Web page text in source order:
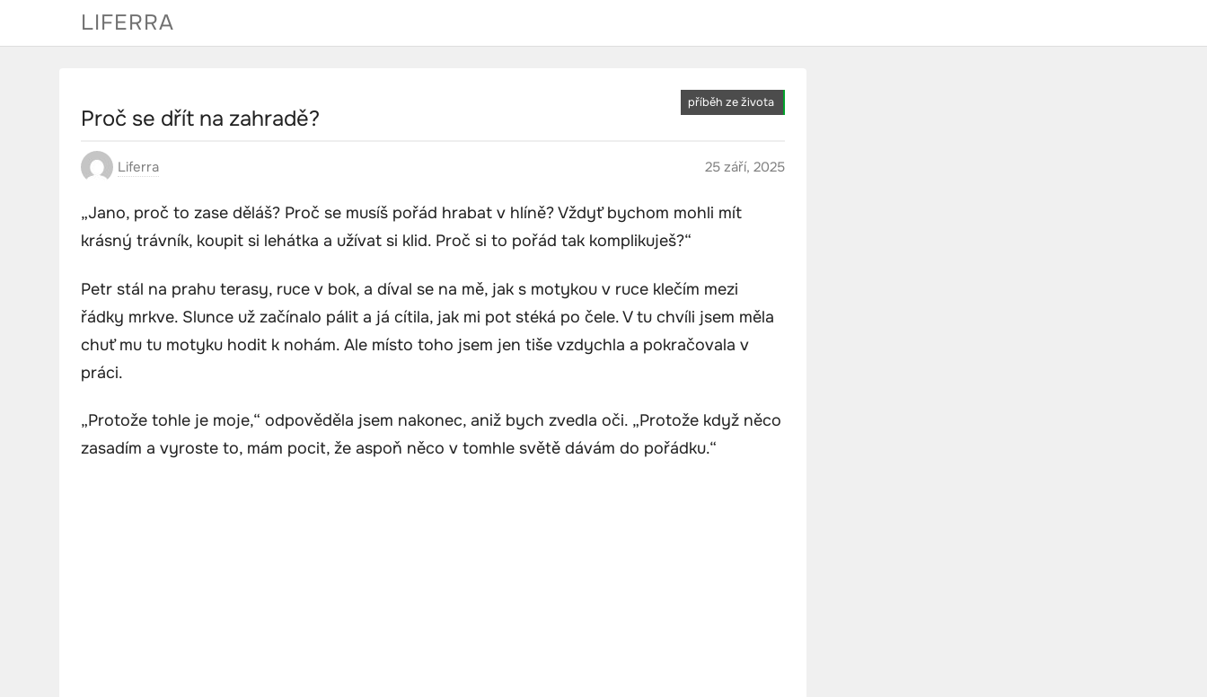
LIFERRA
příběh ze života
Proč se dřít na zahradě?
Liferra 25 září, 2025
„Jano, proč to zase děláš? Proč se musíš pořád hrabat v hlíně? Vždyť bychom mohli mít
krásný trávník, koupit si lehátka a užívat si klid. Proč si to pořád tak komplikuješ?“
Petr stál na prahu terasy, ruce v bok, a díval se na mě, jak s motykou v ruce klečím mezi
řádky mrkve. Slunce už začínalo pálit a já cítila, jak mi pot stéká po čele. V tu chvíli jsem měla
chuť mu tu motyku hodit k nohám. Ale místo toho jsem jen tiše vzdychla a pokračovala v
práci.
„Protože tohle je moje,“ odpověděla jsem nakonec, aniž bych zvedla oči. „Protože když něco
zasadím a vyroste to, mám pocit, že aspoň něco v tomhle světě dávám do pořádku.“